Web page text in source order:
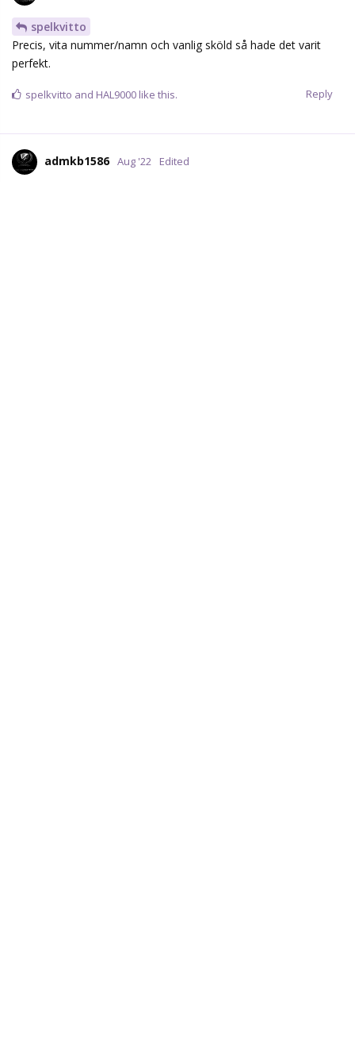
spelkvitto
Precis, vita nummer/namn och vanlig sköld så hade det varit
perfekt.
Reply
spelkvitto and HAL9000 like this.
admkb1586 Aug '22 Edited